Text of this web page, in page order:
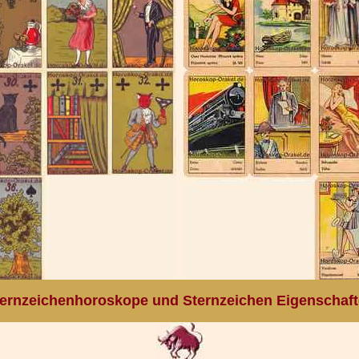
und Sternzeichen